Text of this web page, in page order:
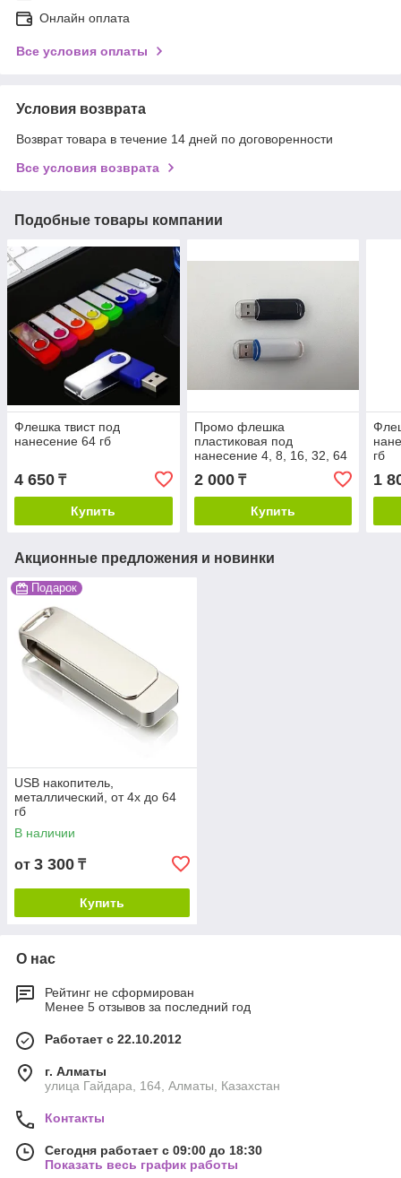
Онлайн оплата
Все условия оплаты
Условия возврата
Возврат товара в течение 14 дней по договоренности
Все условия возврата
Подобные товары компании
Флешка твист под
нанесение 64 гб
4 650 ₸
Купить
Промо флешка
пластиковая под
нанесение 4, 8, 16, 32, 64
2 000₸
Купить
гб
1
Акционные предложения и новинки
Подарок
USB накопитель,
металлический, от 4х до 64
гб
В наличии
от 3 300 ₸
Купить
О нас
Рейтинг не сформирован
Менее 5 отзывов за последний год
Работает с 22.10.2012
г. Алматы
улица Гайдара, 164, Алматы, Казахстан
Контакты
Сегодня работает с 09:00 до 18:30
Показать весь график работы